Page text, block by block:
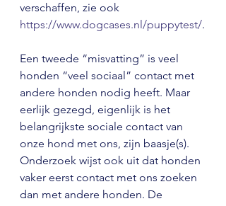
verschaffen, zie ook
https://www.dogcases.nl/puppytest/.
Een tweede “misvatting” is veel
honden “veel sociaal” contact met
andere honden nodig heeft. Maar
eerlijk gezegd, eigenlijk is het
belangrijkste sociale contact van
onze hond met ons, zijn baasje(s).
Onderzoek wijst ook uit dat honden
vaker eerst contact met ons zoeken
dan met andere honden. De